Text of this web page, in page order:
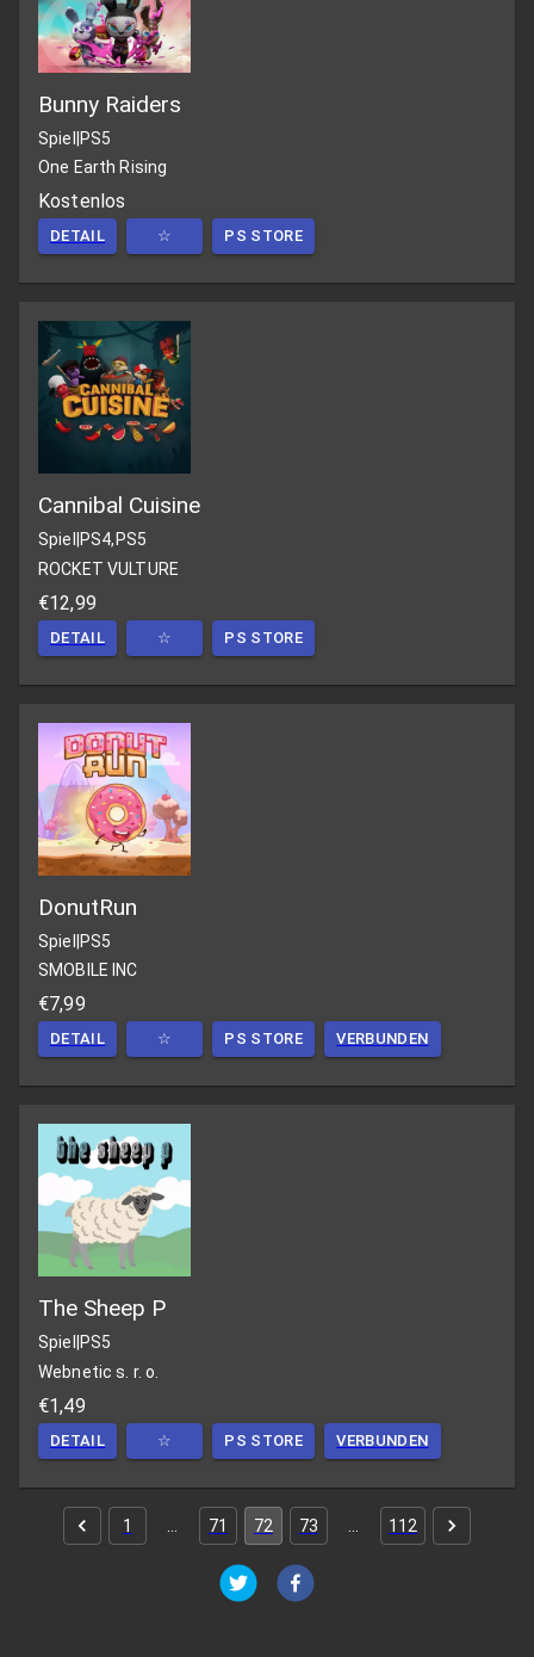
Bunny Raiders
Spiel|PS5
One Earth Rising
Kostenlos
DETAIL ☆ PS STORE
Cannibal Cuisine
Spiel
PS4,PS5
ROCKET VULTURE
€12,99
DETAIL ☆ PS STORE
DonutRun
Spiel|PS5
SMOBILE INC
€7,99
DETAIL ☆ PS STORE VERBUNDEN
The Sheep P
Spiel
PS5
Webnetic s. r. o.
€1,49
DETAIL ☆ PS STORE VERBUNDEN
1 71 72 73 112